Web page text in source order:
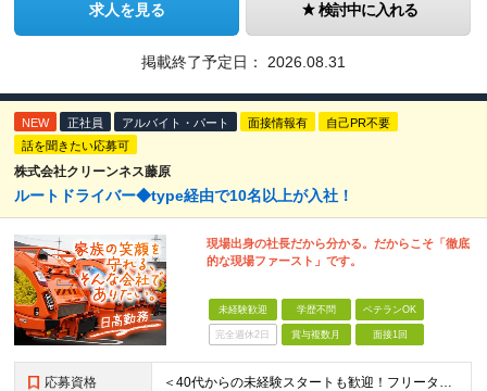
求人を見る 検討中に入れる
掲載終了予定日： 2026.08.31
NEW 正社員 アルバイト・パート 面接情報有
自己PR不要
話を聞きたい応募可
株式会社クリーンネス藤原
ルートドライバー◆type経由で10名以上が入社！
現場出身の社長だから分かる。だからこそ「徹底
的な現場ファースト」です。
未経験歓迎 学歴不問 ベテランOK
完全週休2日 賞与複数月 面接1回
応募資格 ＜40代からの未経験スタートも歓迎！フリーターでもOK＞ type経由での入社者多数！ほぼ全員未経験スタートです◎ ★自己PR＆志望理由必要ナシ ★応募者全員面接 ★未経験OK ★社会人経験初めても